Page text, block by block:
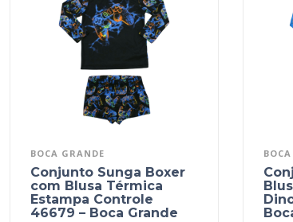
BOCA GRANDE
Conjunto Sunga Boxer
com Blusa Térmica
Estampa Controle
46679 – Boca Grande